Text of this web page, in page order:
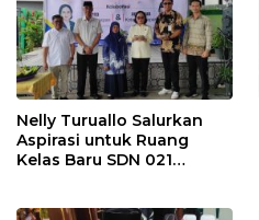
Nelly Turuallo Salurkan
Aspirasi untuk Ruang
Kelas Baru SDN 021